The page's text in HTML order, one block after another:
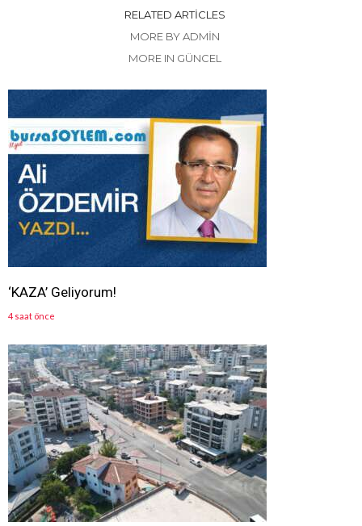
RELATED ARTICLES
MORE BY ADMIN
MORE IN GÜNCEL
‘KAZA’ Geliyorum!
4 saat önce